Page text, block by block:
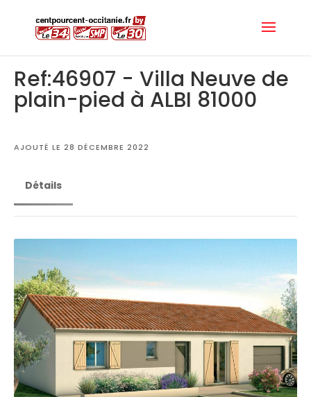
Ref:46907 - Villa Neuve de
plain-pied à ALBI 81000
AJOUTÉ LE 28 DÉCEMBRE 2022
Détails